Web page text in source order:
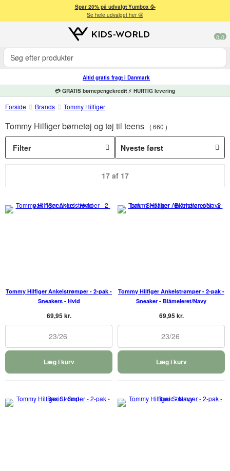
Spar 20% på udvalgt Yumbox 🥳
Se hele udvalget her 🤩
0 0
Altid gratis fragt i Danmark
💳 GRATIS børnepengekredit ⚡ HURTIG levering
Forside Brands Tommy Hilfiger
Tommy Hilfiger børnetøj og tøj til teens 660
Filter
17 af 17
Tommy Hilfiger Ankelstrømper - 2-pak -
Sneakers - Hvid
69,95 kr.
23/26
Læg i kurv
Tommy Hilfiger Ankelstrømper - 2-pak -
Sneaker - Blåmeleret/Navy
69,95 kr.
23/26
Læg i kurv